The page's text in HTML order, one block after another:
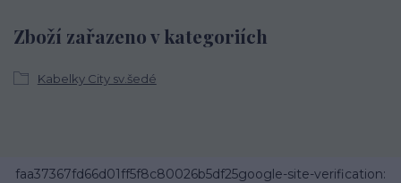
Zboží zařazeno v kategoriích
Kabelky City sv.šedé
faa37367fd66d01ff5f8c80026b5df25google-site-verification: